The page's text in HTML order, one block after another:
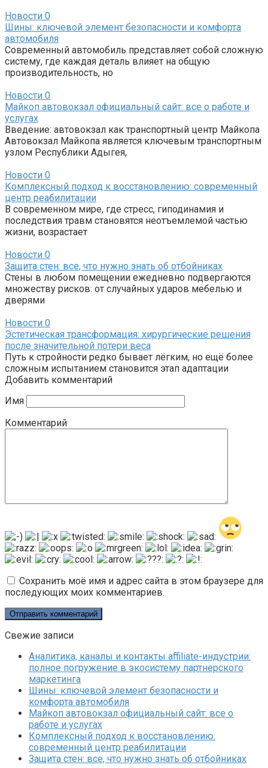
Новости 0
Шины: ключевой элемент безопасности и комфорта
автомобиля
Современный автомобиль представляет собой сложную
систему, где каждая деталь влияет на общую
производительность, но
Новости 0
Майкоп автовокзал официальный сайт: все о работе и
услугах
Введение: автовокзал как транспортный центр Майкопа
Автовокзал Майкопа является ключевым транспортным
узлом Республики Адыгея,
Новости 0
Комплексный подход к восстановлению: современный
центр реабилитации
В современном мире, где стресс, гиподинамия и
последствия травм становятся неотъемлемой частью
жизни, возрастает
Новости 0
Защита стен: все, что нужно знать об отбойниках
Стены в любом помещении ежедневно подвергаются
множеству рисков: от случайных ударов мебелью и
дверями
Новости 0
Эстетическая трансформация: хирургические решения
после значительной потери веса
Путь к стройности редко бывает лёгким, но ещё более
сложным испытанием становится этап адаптации
Добавить комментарий
Имя
Комментарий
Сохранить моё имя и адрес сайта в этом браузере для
последующих моих комментариев.
Свежие записи
Аналитика, каналы и контакты affiliate-индустрии:
полное погружение в экосистему партнерского
маркетинга
Шины: ключевой элемент безопасности и
комфорта автомобиля
Майкоп автовокзал официальный сайт: все о
работе и услугах
Комплексный подход к восстановлению:
современный центр реабилитации
Защита стен: все, что нужно знать об отбойниках